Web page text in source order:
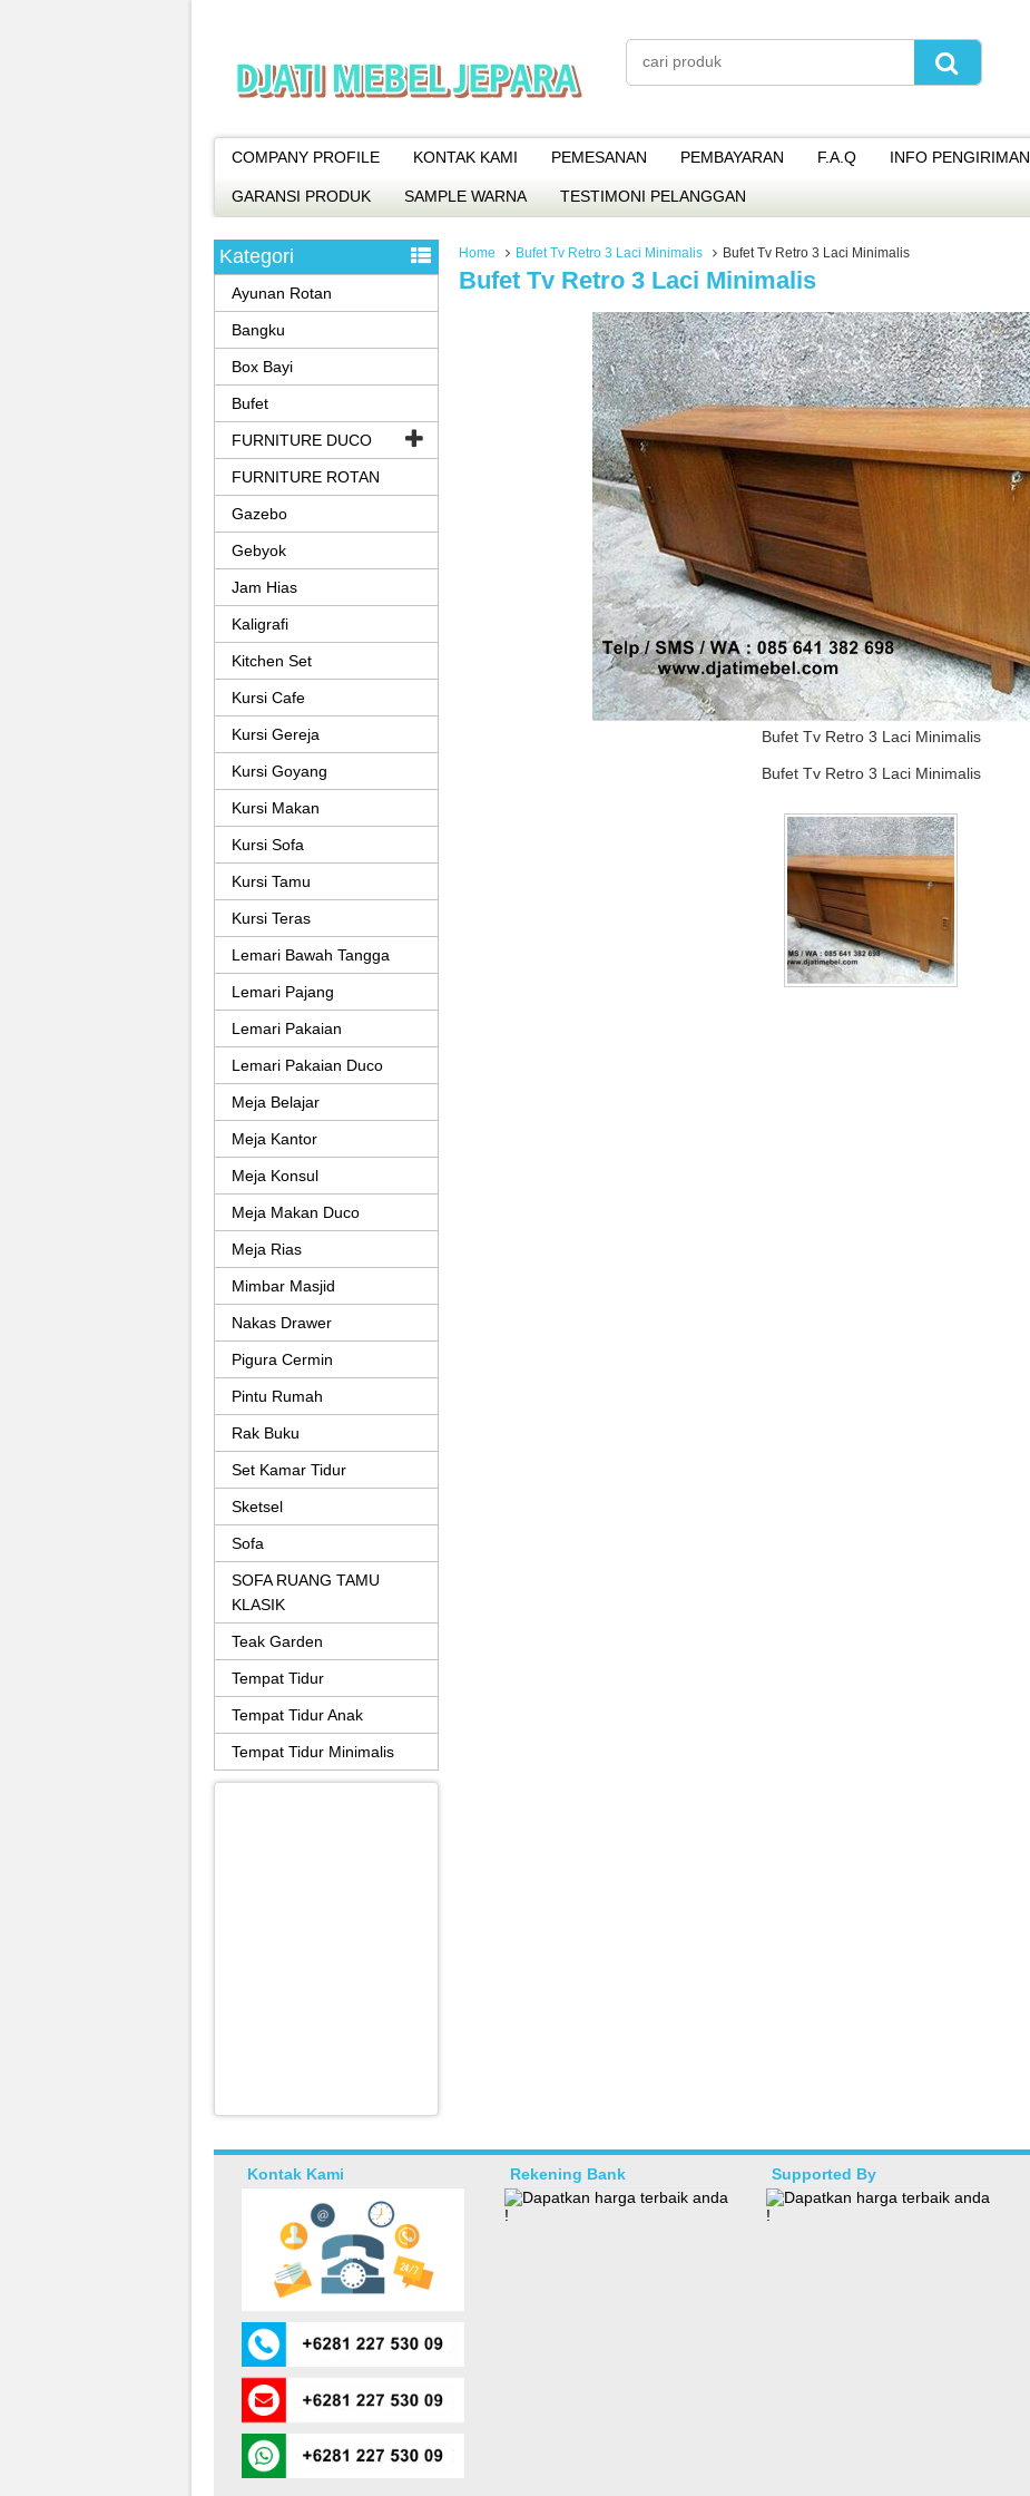
COMPANY PROFILE KONTAK KAMI PEMESANAN PEMBAYARAN F.A.Q INFO PENGIRIMAN
GARANSI PRODUK SAMPLE WARNA TESTIMONI PELANGGAN
Home Bufet Tv Retro 3 Laci Minimalis Bufet Tv Retro 3 Laci Minimalis
Bufet Tv Retro 3 Laci Minimalis
Bufet Tv Retro 3 Laci Minimalis
Bufet Tv Retro 3 Laci Minimalis
Kategori
Ayunan Rotan
Bangku
Box Bayi
Bufet
FURNITURE DUCO
FURNITURE ROTAN
Gazebo
Gebyok
Jam Hias
Kaligrafi
Kitchen Set
Kursi Cafe
Kursi Gereja
Kursi Goyang
Kursi Makan
Kursi Sofa
Kursi Tamu
Kursi Teras
Lemari Bawah Tangga
Lemari Pajang
Lemari Pakaian
Lemari Pakaian Duco
Meja Belajar
Meja Kantor
Meja Konsul
Meja Makan Duco
Meja Rias
Mimbar Masjid
Nakas Drawer
Pigura Cermin
Pintu Rumah
Rak Buku
Set Kamar Tidur
Sketsel
Sofa
SOFA RUANG TAMU
KLASIK
Teak Garden
Tempat Tidur
Tempat Tidur Anak
Tempat Tidur Minimalis
Kontak Kami Rekening Bank Supported By